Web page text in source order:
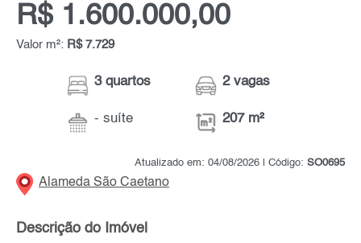
R$ 1.600.000,00
Valor m²: R$ 7.729
3 quartos
- suíte
2 vagas
207 m²
Atualizado em: 04/08/2026 | Código: SO0695
Alameda São Caetano
Descrição do Imóvel